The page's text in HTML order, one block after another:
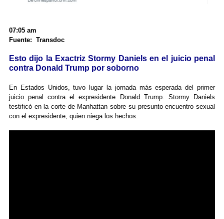
07:05 am
Fuente: Transdoc
Esto dijo la Exactriz Stormy Daniels en el juicio penal
contra Donald Trump por soborno
En Estados Unidos, tuvo lugar la jornada más esperada del primer
juicio penal contra el expresidente Donald Trump. Stormy Daniels
testificó en la corte de Manhattan sobre su presunto encuentro sexual
con el expresidente, quien niega los hechos.